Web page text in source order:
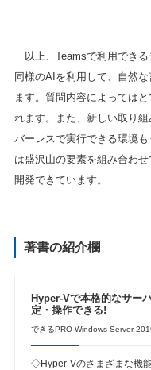
以上、Teamsで利用できる
同様のAIを利用して、自然
ます。質問内容によっては
れます。また、新しい取り
バーレスで実行できる環境
は盛沢山の要素を組み合わ
開発できています。
著書の紹介欄
Hyper-Vで本格的なサー
定・操作できる!
できるPRO Windows Server
◇Hyper-Vのさまざまな機